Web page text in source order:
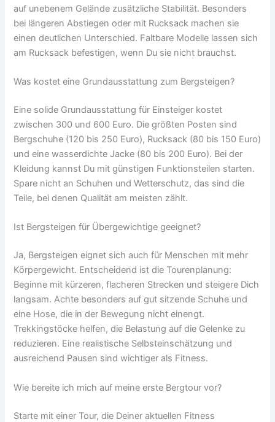
auf unebenem Gelände zusätzliche Stabilität. Besonders
bei längeren Abstiegen oder mit Rucksack machen sie
einen deutlichen Unterschied. Faltbare Modelle lassen sich
am Rucksack befestigen, wenn Du sie nicht brauchst.
Was kostet eine Grundausstattung zum Bergsteigen?
Eine solide Grundausstattung für Einsteiger kostet
zwischen 300 und 600 Euro. Die größten Posten sind
Bergschuhe (120 bis 250 Euro), Rucksack (80 bis 150 Euro)
und eine wasserdichte Jacke (80 bis 200 Euro). Bei der
Kleidung kannst Du mit günstigen Funktionsteilen starten.
Spare nicht an Schuhen und Wetterschutz, das sind die
Teile, bei denen Qualität am meisten zählt.
Ist Bergsteigen für Übergewichtige geeignet?
Ja, Bergsteigen eignet sich auch für Menschen mit mehr
Körpergewicht. Entscheidend ist die Tourenplanung:
Beginne mit kürzeren, flacheren Strecken und steigere Dich
langsam. Achte besonders auf gut sitzende Schuhe und
eine Hose, die in der Bewegung nicht einengt.
Trekkingstöcke helfen, die Belastung auf die Gelenke zu
reduzieren. Eine realistische Selbsteinschätzung und
ausreichend Pausen sind wichtiger als Fitness.
Wie bereite ich mich auf meine erste Bergtour vor?
Starte mit einer Tour, die Deiner aktuellen Fitness